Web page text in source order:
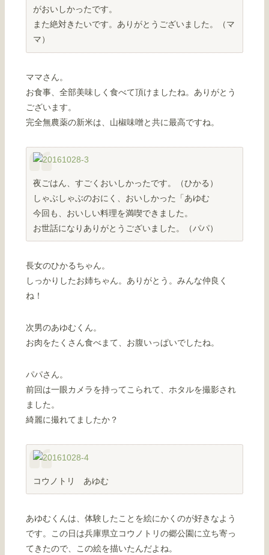
がおいしかったです。
また絶対きたいです。ありがとうございました。（マ
マ）
ママさん。
お食事、全部美味しく食べて頂けましたね。ありがとう
ございます。
完全無農薬の新米は、山椒味噌と共に最高ですね。
夜ごはん、すごくおいしかったです。（ひかる）
しゃぶしゃぶのおにく、おいしかった「あゆむ
今回も、おいしい料理を満喫できました。
お世話になりありがとうございました。（パパ）
長女のひかるちゃん。
しっかりしたお姉ちゃん。ありがとう。みんな仲良く
ね！
次男のあゆむくん。
お肉をたくさん食べまて、お腹いっぱいでしたね。
パパさん。
前回は一眼カメラを持ってこられて、ホタルを撮影され
ました。
綺麗に撮れてましたか？
コウノトリ あゆむ
あゆむくんは、体験したことを絵にかくのが好きなよう
です。この日は兵庫県立コウノトリの郷公園に立ち寄っ
てきたので、この絵を描いたんだよね。